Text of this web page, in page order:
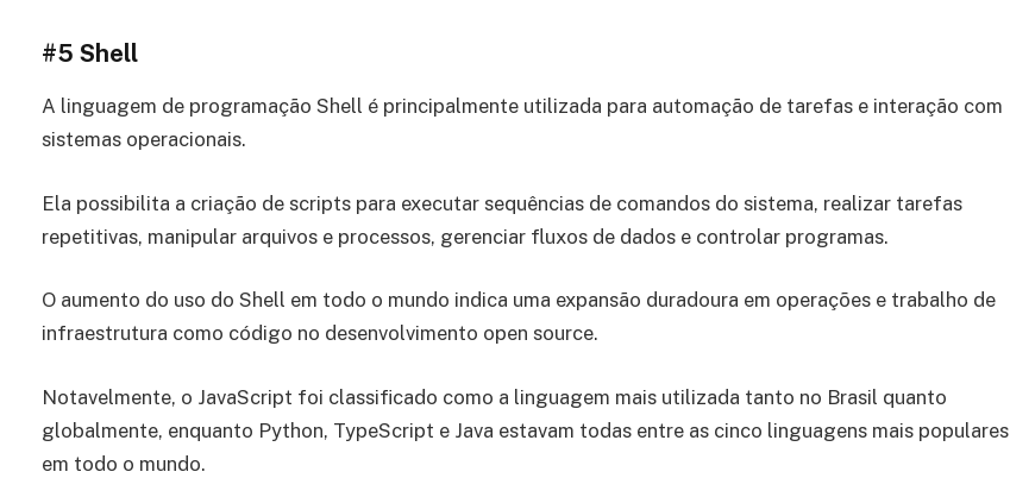
#5 Shell
A linguagem de programação Shell é principalmente utilizada para automação de tarefas e interação com
sistemas operacionais.
Ela possibilita a criação de scripts para executar sequências de comandos do sistema, realizar tarefas
repetitivas, manipular arquivos e processos, gerenciar fluxos de dados e controlar programas.
O aumento do uso do Shell em todo o mundo indica uma expansão duradoura em operações e trabalho de
infraestrutura como código no desenvolvimento open source.
Notavelmente, o JavaScript foi classificado como a linguagem mais utilizada tanto no Brasil quanto
globalmente, enquanto Python, TypeScript e Java estavam todas entre as cinco linguagens mais populares
em todo o mundo.